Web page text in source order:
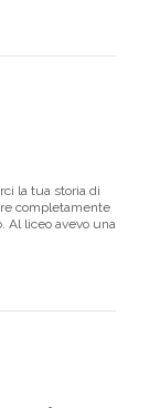
la tua storia di
completamente
Al liceo avevo una